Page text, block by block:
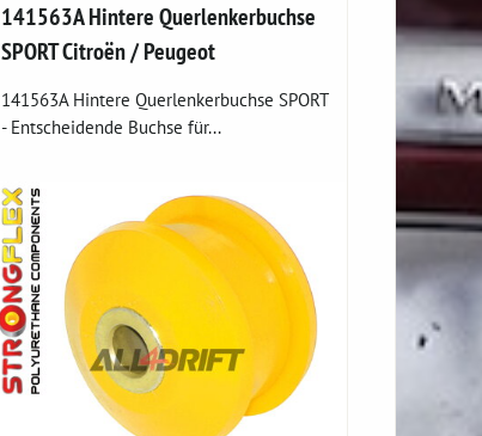
141563A Hintere Querlenkerbuchse
SPORT Citroën / Peugeot
141563A Hintere Querlenkerbuchse SPORT
- Entscheidende Buchse für...